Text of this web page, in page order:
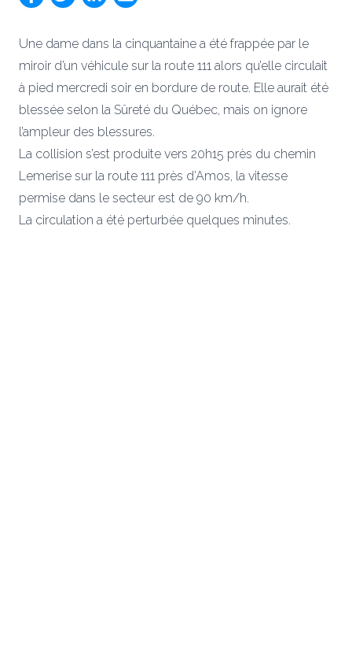
Une dame dans la cinquantaine a été frappée par le
miroir d’un véhicule sur la route 111 alors qu’elle circulait
à pied mercredi soir en bordure de route. Elle aurait été
blessée selon la Sûreté du Québec, mais on ignore
l’ampleur des blessures.
La collision s’est produite vers 20h15 près du chemin
Lemerise sur la route 111 près d’Amos, la vitesse
permise dans le secteur est de 90 km/h.
La circulation a été perturbée quelques minutes.